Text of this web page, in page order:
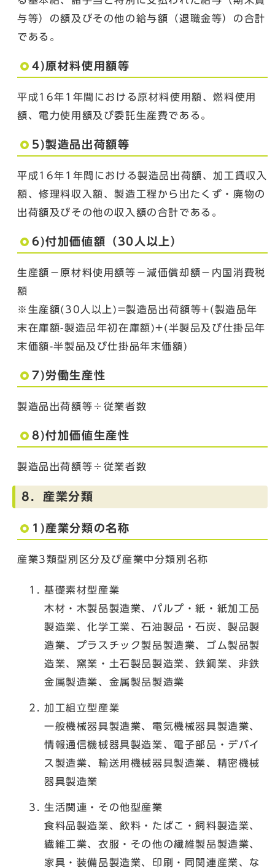
与等）の額及びその他の給与額（退職金等）の合計
である。
4)原材料使用額等
平成16年1年間における原材料使用額、燃料使用
額、電力使用額及び委託生産費である。
5)製造品出荷額等
平成16年1年間における製造品出荷額、加工賃収入
額、修理料収入額、製造工程から出たくず・廃物の
出荷額及びその他の収入額の合計である。
6)付加価値額（30人以上）
生産額－原材料使用額等－減価償却額－内国消費税
額
※生産額(30人以上)=製造品出荷額等+(製造品年
末在庫額-製造品年初在庫額)+(半製品及び仕掛品年
末価額-半製品及び仕掛品年末価額)
7)労働生産性
製造品出荷額等÷従業者数
8)付加価値生産性
製造品出荷額等÷従業者数
8．産業分類
1)産業分類の名称
産業3類型別区分及び産業中分類別名称
基礎素材型産業
木材・木製品製造業、パルプ・紙・紙加工品
製造業、化学工業、石油製品・石炭、製品製
造業、プラスチック製品製造業、ゴム製品製
造業、窯業・土石製品製造業、鉄鋼業、非鉄
金属製造業、金属製品製造業
加工組立型産業
一般機械器具製造業、電気機械器具製造業、
情報通信機械器具製造業、電子部品・デバイ
ス製造業、輸送用機械器具製造業、精密機械
器具製造業
生活関連・その他型産業
食料品製造業、飲料・たばこ・飼料製造業、
繊維工業、衣服・その他の繊維製品製造業、
家具・装備品製造業、印刷・同関連産業、な